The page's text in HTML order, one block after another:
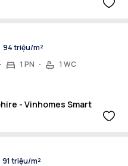
94 triệu/m²
1 PN 1 WC
- Vinhomes Smart
91 triệu/m²